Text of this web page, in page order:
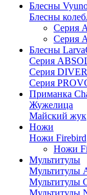
Блесны
Блесны
Серия
Серия
Блесны
Серия
Серия
Серия
Приманка
Жужелица
Майский жук
Ножи
Ножи Firebird
Ножи
Мультитулы
Мультитулы
Мультитулы
Мультитулы